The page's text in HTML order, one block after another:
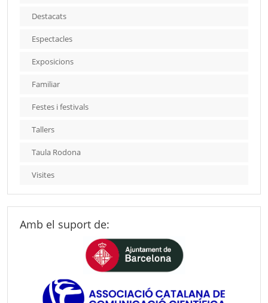
Destacats
Espectacles
Exposicions
Familiar
Festes i festivals
Tallers
Taula Rodona
Visites
Amb el suport de: